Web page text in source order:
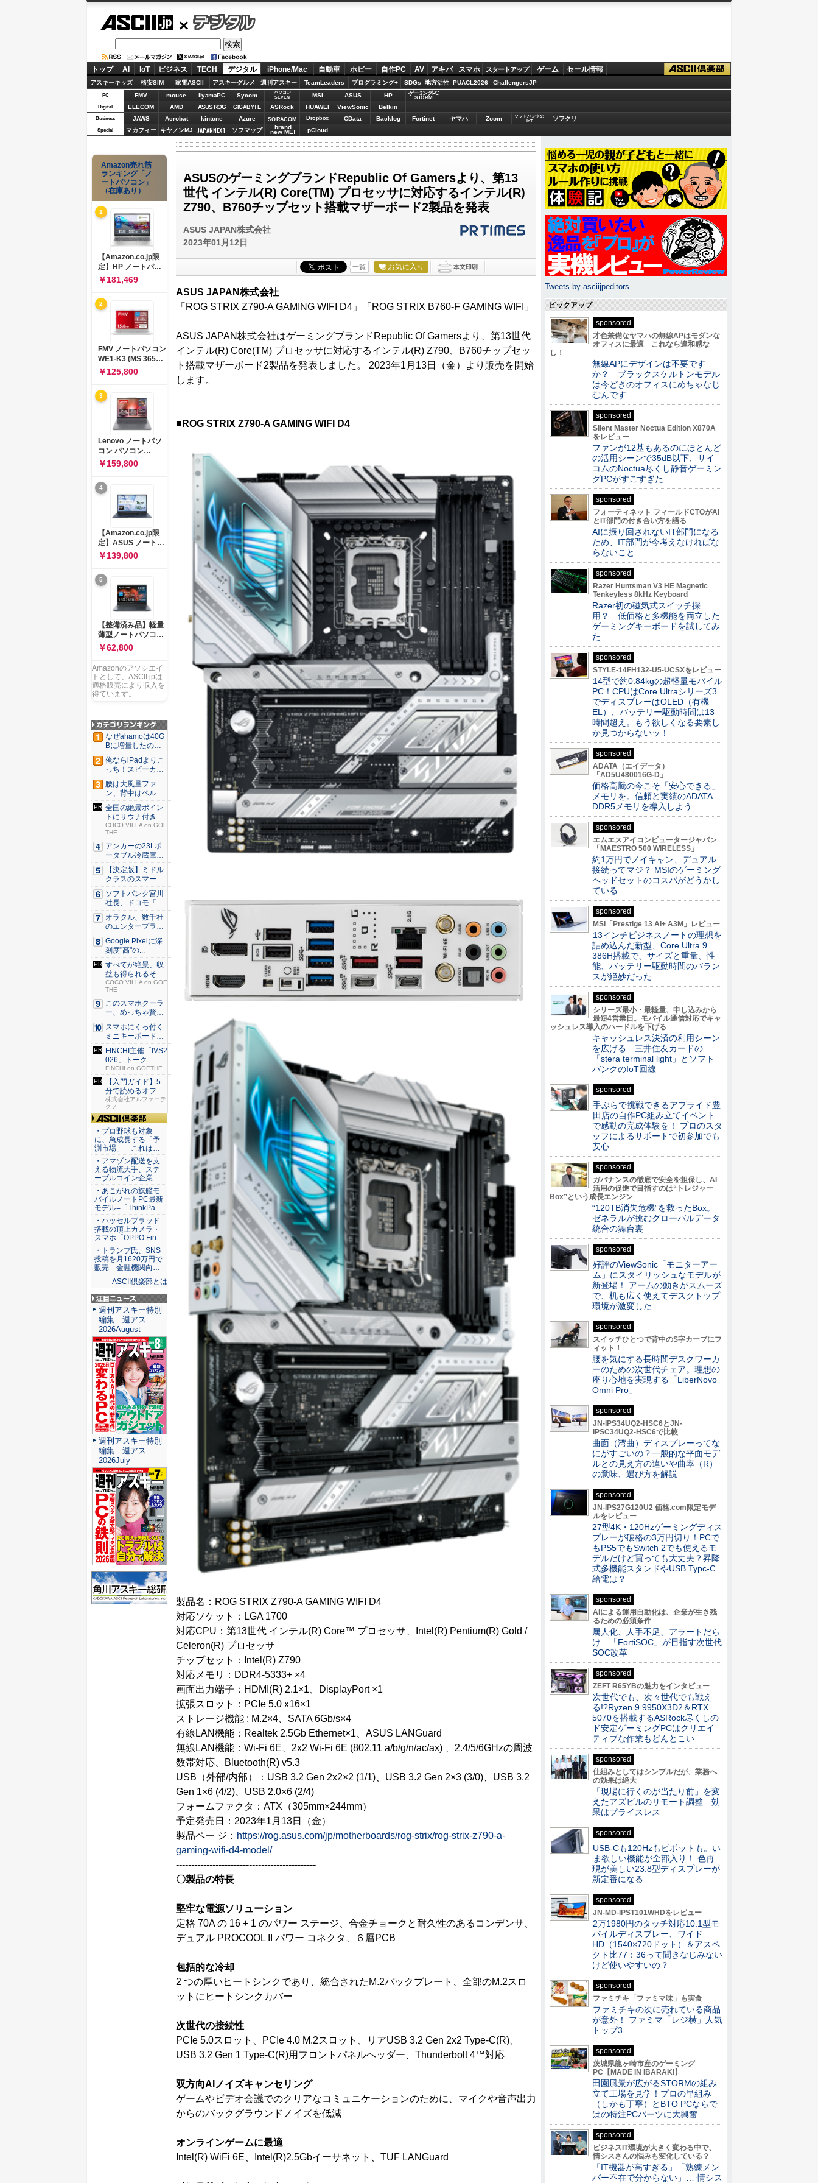
デジタル
トップ AI IoT ビジネス TECH デジタル iPhone/Mac 自動車 ホビー 自作PC AV アキバ スマホ スタートアップ ゲーム セール情報
アスキーキッズ 格安SIM 家電ASCII アスキーグルメ 週刊アスキー TeamLeaders プログラミング+ SDGs 地方活性 PUACL2026 ChallengersJP
PC FMV mouse iiyamaPC Sycom
パソコン
SEVEN
MSI ASUS HP ゲーミングPC
STORM
Digital ELECOM AMD ASUS ROG GIGABYTE ASRock HUAWEI ViewSonic Belkin
Business JAWS Acrobat kintone Azure SORACOM Dropbox CData Backlog Fortinet ヤマハ Zoom
ソフトバンクの
IoT
ソフクリ
Special マカフィー キヤノンMJ JAPANNEXT ソフマップ brand
new ME! pCloud
ASUSのゲーミングブランドRepublic Of Gamersより、第13
世代 インテル(R) Core(TM) プロセッサに対応するインテル(R)
Z790、B760チップセット搭載マザーボード2製品を発表
ASUS JAPAN株式会社
2023年01月12日
一覧 お気に入り
ASUS JAPAN株式会社
「ROG STRIX Z790-A GAMING WIFI D4」「ROG STRIX B760-F GAMING WIFI」
ASUS JAPAN株式会社はゲーミングブランドRepublic Of Gamersより、第13世代
インテル(R) Core(TM) プロセッサに対応するインテル(R) Z790、B760チップセッ
ト搭載マザーボード2製品を発表しました。 2023年1月13日（金）より販売を開始
します。
■ROG STRIX Z790-A GAMING WIFI D4
製品名：ROG STRIX Z790-A GAMING WIFI D4
対応ソケット：LGA 1700
対応CPU：第13世代 インテル(R) Core™ プロセッサ、Intel(R) Pentium(R) Gold /
Celeron(R) プロセッサ
チップセット：Intel(R) Z790
対応メモリ：DDR4-5333+ ×4
画面出力端子：HDMI(R) 2.1×1、DisplayPort ×1
拡張スロット：PCIe 5.0 x16×1
ストレージ機能 : M.2×4、SATA 6Gb/s×4
有線LAN機能：Realtek 2.5Gb Ethernet×1、ASUS LANGuard
無線LAN機能：Wi-Fi 6E、2x2 Wi-Fi 6E (802.11 a/b/g/n/ac/ax) 、2.4/5/6GHzの周波
数帯対応、Bluetooth(R) v5.3
USB（外部/内部）：USB 3.2 Gen 2x2×2 (1/1)、USB 3.2 Gen 2×3 (3/0)、USB 3.2
Gen 1×6 (4/2)、USB 2.0×6 (2/4)
フォームファクタ：ATX（305mm×244mm）
予定発売日：2023年1月13日（金）
製品ペー ジ： https://rog.asus.com/jp/motherboards/rog-strix/rog-strix-z790-a-
gaming-wifi-d4-model/
----------------------------------------------
〇製品の特長
堅牢な電源ソリューション
定格 70A の 16 + 1 のパワー ステージ、合金チョークと耐久性のあるコンデンサ、
デュアル PROCOOL II パワー コネクタ、６層PCB
包括的な冷却
2 つの厚いヒートシンクであり、統合されたM.2バックプレート、全部のM.2スロ
ットにヒートシンクカバー
次世代の接続性
PCIe 5.0スロット、PCIe 4.0 M.2スロット、リアUSB 3.2 Gen 2x2 Type-C(R)、
USB 3.2 Gen 1 Type-C(R)用フロントパネルヘッダー、Thunderbolt 4™対応
双方向AIノイズキャンセリング
ゲームやビデオ会議でのクリアなコミュニケーションのために、マイクや音声出力
からのバックグラウンドノイズを低減
オンラインゲームに最適
Intel(R) WiFi 6E、Intel(R)2.5Gbイーサネット、TUF LANGuard
Amazon売れ筋
ランキング「ノ
ートパソコン」
（在庫あり）
1
【Amazon.co.jp限
定】HP ノートパソ
コン 15-fd 15.6イン
チ インテル Core 5
120U メモリ16GB
SSD512GB
Windows 11
Microsoft Office
2024搭載 WPS
Office搭載 カメラシ
ャッター 指紋認証 薄
型 Copilotキー搭載
ナチュラルシルバー
￥181,469
2
FMV ノートパソコン
WE1-K3 (MS 365
Personal/Copilotキ
ー搭載/Win 11/15.6
型/Core
i5/16GB/SSD
512GB/ホワイト)
FMVWK3E15W_AZ
￥125,800
3
Lenovo ノートパソ
コン パソコン
IdeaPad Slim 3 14.0
インチ AMD
Ryzen™ 5 8640HS
メモリ16GB
SSD512GB
Microsoft 365 試用
版 Windows11 バッ
テリー駆動12.6時間
重量1.39kg ルナグレ
ー 83K9003JJP ノー
トPC
￥159,800
4
【Amazon.co.jp限
定】ASUS ノートパ
ソコン Vivobook 15
M1502NAQ 15.6イ
ンチ AMD Ryzen 7
170 メモリ16GB
SSD 512GB
Microsoft 365
Personal (24か月版)
搭載 Windows 11 重
量1.7kg Wi-Fi 6E ク
ワイエットブルー
M1502NAQ-
￥139,800
5
【整備済み品】軽量
薄型ノートパソコン
dynabook G83 ■
13.3型
FHD(1920x1080) -
高性能第11世代Core
i5-1135G7 - メモリ
16GB - SSD 256GB
USB Type-C - MS
Office 2021 - Win11
搭載
￥62,800
Amazonのアソシエイ
トとして、ASCII.jpは
適格販売により収入を
得ています。
なぜahamoは40G
Bに増量したの
か ...
俺ならiPadよりこ
っち！スピーカー
9個...
腰は大風量ファ
ン、背中はペルチ
ェ冷却。ダ...
全国の絶景ポイン
トにサウナ付きの
シェア別...
COCO VILLA on GOE
THE
アンカーの23Lポ
ータブル冷蔵庫が
Ama...
【決定版】ミドル
クラスのスマート
フォンの...
ソフトバンク宮川
社長、ドコモ「ah
amo...
オラクル、数千社
のエンタープライ
ズ・アプ...
Google Pixelに深
刻度"高"の...
すべてが絶景、収
益も得られるその
仕組みと...
COCO VILLA on GOE
THE
このスマホクーラ
ー、めっちゃ賢
い。ただ冷...
スマホにくっ付く
ミニキーボード！
触ってわ...
FINCHI主催「IVS2
026」トーク...
FINCHI on GOETHE
【入門ガイド】5
分で読めるオフィ
スのセキ...
株式会社アルファーテ
クノ
ASCII倶楽部
・プロ野球も対象
に、急成長する「予
測市場」 これは…
・アマゾン配送を支
える物流大手、ステ
ーブルコイン企業…
・あこがれの旗艦モ
バイルノートPC最新
モデル=「ThinkPa…
・ハッセルブラッド
搭載の頂上カメラ・
スマホ「OPPO Fin…
・トランプ氏、SNS
投稿を月1620万円で
販売 金融機関向…
ASCII倶楽部とは
注目ニュース
週刊アスキー特別
編集 週アス
2026August
週刊アスキー特別
編集 週アス
2026July
Tweets by asciijpeditors
ピックアップ
sponsored
才色兼備なヤマハの無線APはモダンな
オフィスに最適 これなら違和感な
し！
無線APにデザインは不要です
か？ ブラックスケルトンモデル
は今どきのオフィスにめちゃなじ
むんです
sponsored
Silent Master Noctua Edition X870A
をレビュー
ファンが12基もあるのにほとんど
の活用シーンで35dB以下、サイ
コムのNoctua尽くし静音ゲーミン
グPCがすごすぎた
sponsored
フォーティネット フィールドCTOがAI
とIT部門の付き合い方を語る
AIに振り回されないIT部門になる
ため、IT部門が今考えなければな
らないこと
sponsored
Razer Huntsman V3 HE Magnetic
Tenkeyless 8kHz Keyboard
Razer初の磁気式スイッチ採
用？ 低価格と多機能を両立した
ゲーミングキーボードを試してみ
た
sponsored
STYLE-14FH132-U5-UCSXをレビュー
14型で約0.84kgの超軽量モバイル
PC！CPUはCore Ultraシリーズ3
でディスプレーはOLED（有機
EL）、バッテリー駆動時間は13
時間超え。もう欲しくなる要素し
か見つからないッ！
sponsored
ADATA（エイデータ）
「AD5U480016G-D」
価格高騰の今こそ「安心できる」
メモリを。信頼と実績のADATA
DDR5メモリを導入しよう
sponsored
エムエスアイコンピュータージャパン
「MAESTRO 500 WIRELESS」
約1万円でノイキャン、デュアル
接続ってマジ？ MSIのゲーミング
ヘッドセットのコスパがどうかし
ている
sponsored
MSI「Prestige 13 AI+ A3M」レビュー
13インチビジネスノートの理想を
詰め込んだ新型、Core Ultra 9
386H搭載で、サイズと重量、性
能、バッテリー駆動時間のバラン
スが絶妙だった
sponsored
シリーズ最小・最軽量、申し込みから
最短4営業日。モバイル通信対応でキャ
ッシュレス導入のハードルを下げる
キャッシュレス決済の利用シーン
を広げる 三井住友カードの
「stera terminal light」とソフト
バンクのIoT回線
sponsored
手ぶらで挑戦できるアプライド豊
田店の自作PC組み立てイベント
で感動の完成体験を！ プロのスタ
ッフによるサポートで初参加でも
安心
sponsored
ガバナンスの徹底で安全を担保し、AI
活用の促進で目指すのは“トレジャー
Box”という成長エンジン
“120TB消失危機”を救ったBox。
ゼネラルが挑むグローバルデータ
統合の舞台裏
sponsored
好評のViewSonic「モニターアー
ム」にスタイリッシュなモデルが
新登場！ アームの動きがスムーズ
で、机も広く使えてデスクトップ
環境が激変した
sponsored
スイッチひとつで背中のS字カーブにフ
ィット！
腰を気にする長時間デスクワーカ
ーのための次世代チェア。理想の
座り心地を実現する「LiberNovo
Omni Pro」
sponsored
JN-IPS34UQ2-HSC6とJN-
IPSC34UQ2-HSC6で比較
曲面（湾曲）ディスプレーってな
にがすごいの？一般的な平面モデ
ルとの見え方の違いや曲率（R）
の意味、選び方を解説
sponsored
JN-IPS27G120U2 価格.com限定モデ
ルをレビュー
27型4K・120Hzゲーミングディス
プレーが破格の3万円切り！PCで
もPS5でもSwitch 2でも使えるモ
デルだけど買っても大丈夫？昇降
式多機能スタンドやUSB Typc-C
給電は？
sponsored
AIによる運用自動化は、企業が生き残
るための必須条件
属人化、人手不足、アラートだら
け 「FortiSOC」が目指す次世代
SOC改革
sponsored
ZEFT R65YBの魅力をインタビュー
次世代でも、次々世代でも戦え
る!?Ryzen 9 9950X3D2＆RTX
5070を搭載するASRock尽くしの
ド安定ゲーミングPCはクリエイ
ティブな作業もどんとこい
sponsored
仕組みとしてはシンプルだが、業務へ
の効果は絶大
「現場に行くのが当たり前」を変
えたアズビルのリモート調整 効
果はプライスレス
sponsored
USB-Cも120Hzもピボットも。い
ま欲しい機能が全部入り！ 色再
現が美しい23.8型ディスプレーが
新定番になる
sponsored
JN-MD-IPST101WHDをレビュー
2万1980円のタッチ対応10.1型モ
バイルディスプレー、ワイド
HD（1540×720ドット）＆アスペ
クト比77：36って聞きなじみない
けど使いやすいの？
sponsored
ファミチキ「ファミマ味」も実食
ファミチキの次に売れている商品
が意外！ ファミマ「レジ横」人気
トップ3
sponsored
茨城県龍ヶ崎市産のゲーミング
PC【MADE IN IBARAKI】
田園風景が広がるSTORMの組み
立て工場を見学！プロの早組み
（しかも丁寧）とBTO PCならで
はの特注PCパーツに大興奮
sponsored
ビジネスIT環境が大きく変わる中で、
情シスさんの悩みも変化している？
「IT機器が高すぎる」「熟練メン
バー不在で分からない」… 情シス